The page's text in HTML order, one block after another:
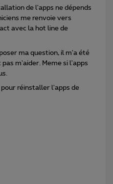
de l'apps ne dépends
me renvoie vers
avec la hot line de
ma question, il m'a été
m'aider. Meme si l'apps
réinstaller l'apps de